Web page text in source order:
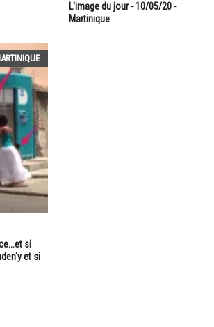
L'image du jour - 10/05/20 -
Martinique
si
et si